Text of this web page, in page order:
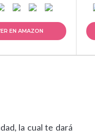
EN AMAZON
la cual te dará